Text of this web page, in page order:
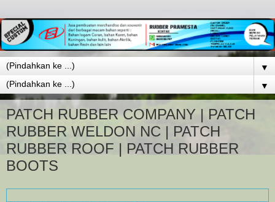
▼
▼
PATCH RUBBER COMPANY | PATCH
RUBBER WELDON NC | PATCH
RUBBER ROOF | PATCH RUBBER
BOOTS